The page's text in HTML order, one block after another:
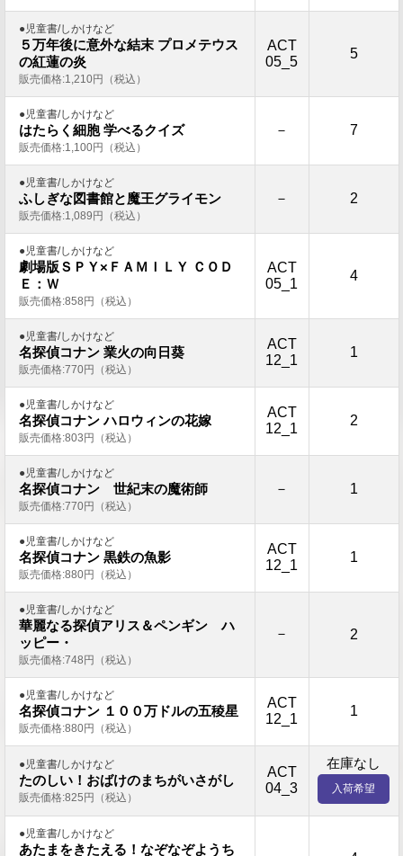
●児童書/しかけなど
５万年後に意外な結末 プロメテウス
の紅蓮の炎
販売価格:1,210円（税込）
ACT
05_5
5
●児童書/しかけなど
はたらく細胞 学べるクイズ
販売価格:1,100円（税込）
－ 7
●児童書/しかけなど
ふしぎな図書館と魔王グライモン
販売価格:1,089円（税込）
－ 2
●児童書/しかけなど
劇場版ＳＰＹ×ＦＡＭＩＬＹ ＣＯＤ
Ｅ：Ｗ
販売価格:858円（税込）
ACT
05_1
4
●児童書/しかけなど
名探偵コナン 業火の向日葵
販売価格:770円（税込）
ACT
12_1
1
●児童書/しかけなど
名探偵コナン ハロウィンの花嫁
販売価格:803円（税込）
ACT
12_1
2
●児童書/しかけなど
名探偵コナン 世紀末の魔術師
販売価格:770円（税込）
－ 1
●児童書/しかけなど
名探偵コナン 黒鉄の魚影
販売価格:880円（税込）
ACT
12_1
1
●児童書/しかけなど
華麗なる探偵アリス＆ペンギン ハ
ッピー・
販売価格:748円（税込）
－ 2
●児童書/しかけなど
名探偵コナン １００万ドルの五稜星
販売価格:880円（税込）
ACT
12_1
1
●児童書/しかけなど
たのしい！おばけのまちがいさがし
販売価格:825円（税込）
ACT
04_3
在庫なし
入荷希望
●児童書/しかけなど
あたまをきたえる！なぞなぞようち